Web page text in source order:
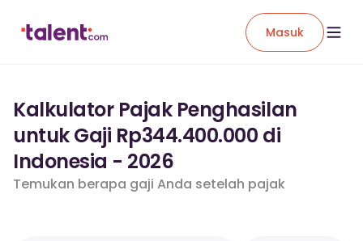
Masuk
Kalkulator Pajak Penghasilan
untuk Gaji Rp344.400.000 di
Indonesia - 2026
Temukan berapa gaji Anda setelah pajak